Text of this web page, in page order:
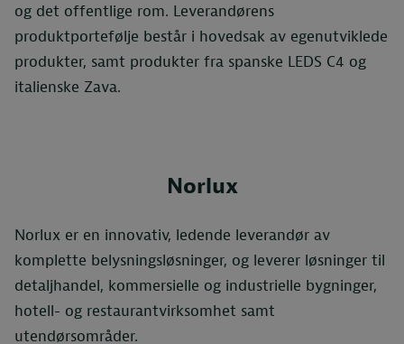
og det offentlige rom. Leverandørens
produktportefølje består i hovedsak av egenutviklede
produkter, samt produkter fra spanske LEDS C4 og
italienske Zava.
Norlux
Norlux er en innovativ, ledende leverandør av
komplette belysningsløsninger, og leverer løsninger til
detaljhandel, kommersielle og industrielle bygninger,
hotell- og restaurantvirksomhet samt
utendørsområder.